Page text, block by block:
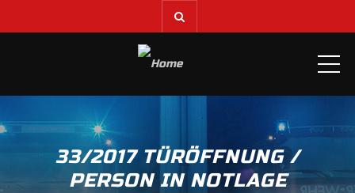
33/2017 TÜRÖFFNUNG /
PERSON IN NOTLAGE